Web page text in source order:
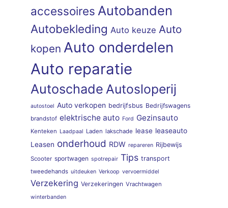
accessoires Autobanden
Autobekleding Auto keuze Auto
kopen Auto onderdelen
Auto reparatie
Autoschade Autosloperij
autostoel Auto verkopen bedrijfsbus Bedrijfswagens
brandstof elektrische auto Ford Gezinsauto
Kenteken Laadpaal Laden lakschade lease leaseauto
Leasen onderhoud RDW repareren Rijbewijs
Scooter sportwagen spotrepair Tips transport
tweedehands uitdeuken Verkoop vervoermiddel
Verzekering Verzekeringen Vrachtwagen
winterbanden